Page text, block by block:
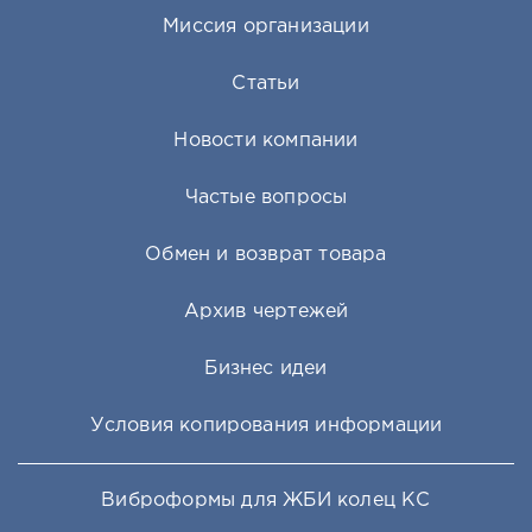
Миссия организации
Статьи
Новости компании
Частые вопросы
Обмен и возврат товара
Архив чертежей
Бизнес идеи
Условия копирования информации
Виброформы для ЖБИ колец КС